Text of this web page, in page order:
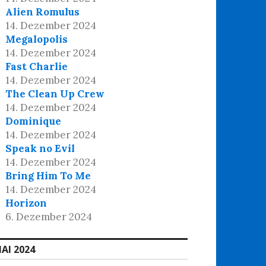
Alien Romulus
14. Dezember 2024
Megalopolis
14. Dezember 2024
Fast Charlie
14. Dezember 2024
The Clean Up Crew
14. Dezember 2024
Dominique
14. Dezember 2024
Speak no Evil
14. Dezember 2024
Bring Him To Me
14. Dezember 2024
Horizon
6. Dezember 2024
2024